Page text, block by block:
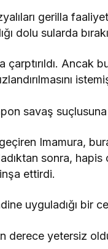
gerilla
dolu sularda
çarptırıldı. Ancak
Imamura,
sonra,
ettirdi.
uyguladığı bir